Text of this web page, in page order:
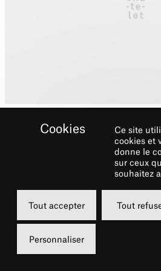
Biographie
Chanteur et compositeur,
écrit notamment pour
fait remarquer en tant que
Ce site
cookies et
donne le
sur ceux
souhaitez
Tout accepter Tout
Personnaliser